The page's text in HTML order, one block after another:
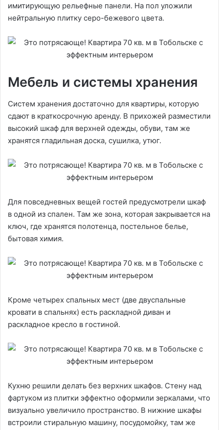
имитирующую рельефные панели. На пол уложили
нейтральную плитку серо-бежевого цвета.
Мебель и системы хранения
Систем хранения достаточно для квартиры, которую
сдают в краткосрочную аренду. В прихожей разместили
высокий шкаф для верхней одежды, обуви, там же
хранятся гладильная доска, сушилка, утюг.
Для повседневных вещей гостей предусмотрели шкаф
в одной из спален. Там же зона, которая закрывается на
ключ, где хранятся полотенца, постельное белье,
бытовая химия.
Кроме четырех спальных мест (две двуспальные
кровати в спальнях) есть раскладной диван и
раскладное кресло в гостиной.
Кухню решили делать без верхних шкафов. Стену над
фартуком из плитки эффектно оформили зеркалами, что
визуально увеличило пространство. В нижние шкафы
встроили стиральную машину, посудомойку, там же